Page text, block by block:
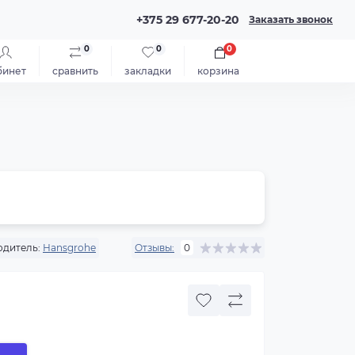
+375 29 677-20-20 Заказать звонок
сравнить
0
закладки
0
корзина
0
Hansgrohe Отзывы: 0